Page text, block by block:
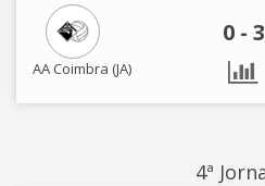
0 - 3
AA Coimbra (JA)
4ª